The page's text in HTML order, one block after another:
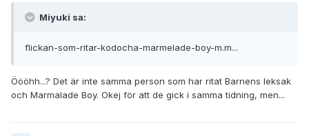
Miyuki sa:
flickan-som-ritar-kodocha-marmelade-boy-m.m...
Öööhh...? Det är inte samma person som har ritat Barnens leksak
och Marmalade Boy. Okej för att de gick i samma tidning, men...